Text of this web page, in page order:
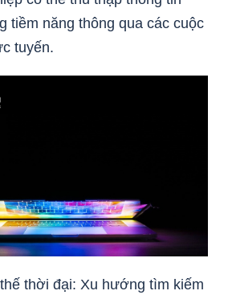
tiềm năng thông qua các cuộc
tuyến.
thời đại: Xu hướng tìm kiếm